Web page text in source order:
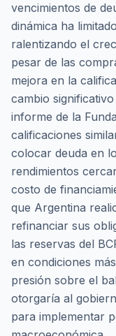
vencimientos de
dinámica ha
ralentizando el
pesar de las
mejora en la
cambio
informe de la
calificaciones
colocar deuda en
rendimientos
costo de
que Argentina
refinanciar sus
las reservas del
en condiciones
presión sobre el
otorgaría al
para implementar